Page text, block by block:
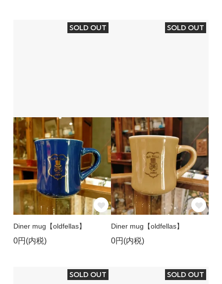
SOLD OUT
Diner mug【oldfellas】
0円(内税)
SOLD OUT
Diner mug【oldfellas】
0円(内税)
SOLD OUT SOLD OUT